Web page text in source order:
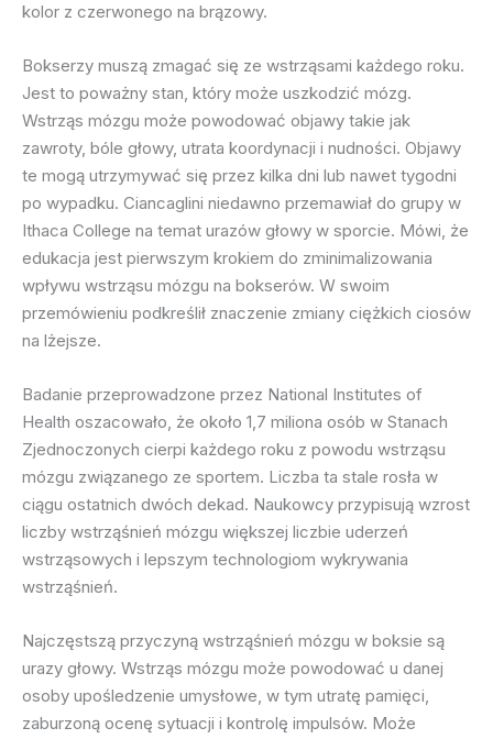
kolor z czerwonego na brązowy.
Bokserzy muszą zmagać się ze wstrząsami każdego roku.
Jest to poważny stan, który może uszkodzić mózg.
Wstrząs mózgu może powodować objawy takie jak
zawroty, bóle głowy, utrata koordynacji i nudności. Objawy
te mogą utrzymywać się przez kilka dni lub nawet tygodni
po wypadku. Ciancaglini niedawno przemawiał do grupy w
Ithaca College na temat urazów głowy w sporcie. Mówi, że
edukacja jest pierwszym krokiem do zminimalizowania
wpływu wstrząsu mózgu na bokserów. W swoim
przemówieniu podkreślił znaczenie zmiany ciężkich ciosów
na lżejsze.
Badanie przeprowadzone przez National Institutes of
Health oszacowało, że około 1,7 miliona osób w Stanach
Zjednoczonych cierpi każdego roku z powodu wstrząsu
mózgu związanego ze sportem. Liczba ta stale rosła w
ciągu ostatnich dwóch dekad. Naukowcy przypisują wzrost
liczby wstrząśnień mózgu większej liczbie uderzeń
wstrząsowych i lepszym technologiom wykrywania
wstrząśnień.
Najczęstszą przyczyną wstrząśnień mózgu w boksie są
urazy głowy. Wstrząs mózgu może powodować u danej
osoby upośledzenie umysłowe, w tym utratę pamięci,
zaburzoną ocenę sytuacji i kontrolę impulsów. Może